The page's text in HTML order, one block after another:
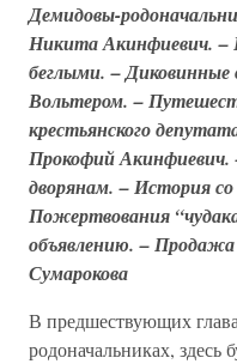
Демидовы-
Никита Акинфиевич. –
беглыми. – Диковинные
Вольтером. –
крестьянского
Прокофий
дворянам. – История
Пожертвования
объявлению. – Продажа
Сумарокова
В предшествующих
родоначальниках,